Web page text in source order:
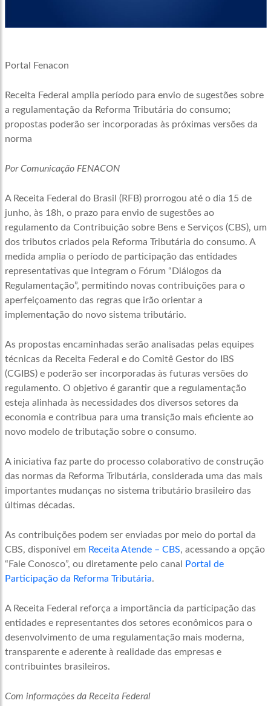
Portal Fenacon
Receita Federal amplia período para envio de sugestões sobre
a regulamentação da Reforma Tributária do consumo;
propostas poderão ser incorporadas às próximas versões da
norma
Por Comunicação FENACON
A Receita Federal do Brasil (RFB) prorrogou até o dia 15 de
junho, às 18h, o prazo para envio de sugestões ao
regulamento da Contribuição sobre Bens e Serviços (CBS), um
dos tributos criados pela Reforma Tributária do consumo. A
medida amplia o período de participação das entidades
representativas que integram o Fórum “Diálogos da
Regulamentação”, permitindo novas contribuições para o
aperfeiçoamento das regras que irão orientar a
implementação do novo sistema tributário.
As propostas encaminhadas serão analisadas pelas equipes
técnicas da Receita Federal e do Comitê Gestor do IBS
(CGIBS) e poderão ser incorporadas às futuras versões do
regulamento. O objetivo é garantir que a regulamentação
esteja alinhada às necessidades dos diversos setores da
economia e contribua para uma transição mais eficiente ao
novo modelo de tributação sobre o consumo.
A iniciativa faz parte do processo colaborativo de construção
das normas da Reforma Tributária, considerada uma das mais
importantes mudanças no sistema tributário brasileiro das
últimas décadas.
As contribuições podem ser enviadas por meio do portal da
CBS, disponível em Receita Atende – CBS, acessando a opção
“Fale Conosco”, ou diretamente pelo canal
Portal de
Participação da Reforma Tributária.
A Receita Federal reforça a importância da participação das
entidades e representantes dos setores econômicos para o
desenvolvimento de uma regulamentação mais moderna,
transparente e aderente à realidade das empresas e
contribuintes brasileiros.
Com informações da Receita Federal